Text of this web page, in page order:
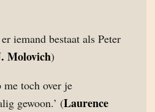
iemand bestaat als Peter
Molovich)
me toch over je
gewoon.’ (Laurence